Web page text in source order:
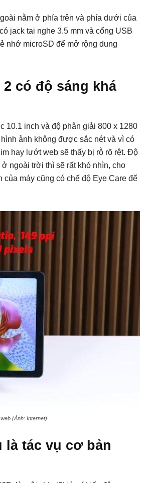
nằm ở phía trên và phía dưới của
jack tai nghe 3.5 mm và cổng USB
nhớ microSD để mở rộng dung
2 có độ sáng khá
10.1 inch và độ phân giải 800 x 1280
ảnh không được sắc nét và vì có
hay lướt web sẽ thấy bị rỗ rõ rệt. Độ
ngoài trời thì sẽ rất khó nhìn, cho
máy cũng có chế độ Eye Care để
(Ảnh: Internet)
tác vụ cơ bản